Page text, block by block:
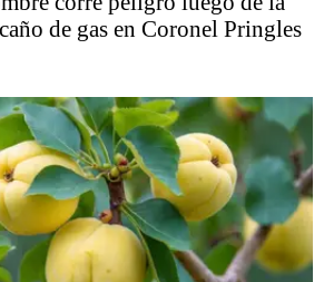
de gas en Coronel Pringles